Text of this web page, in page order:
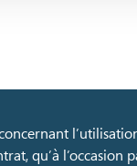
qu’à l’occasion